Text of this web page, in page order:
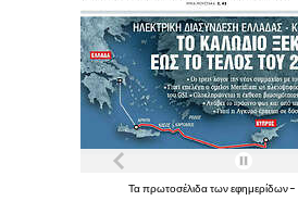
Ταπρωτοσέλιδατωνεφημερίδων-